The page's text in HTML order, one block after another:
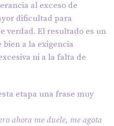
al exceso de
dificultad para
verdad. El resultado es un
bien a la exigencia
ni a la falta de
etapa una frase muy
ahora me duele, me agota